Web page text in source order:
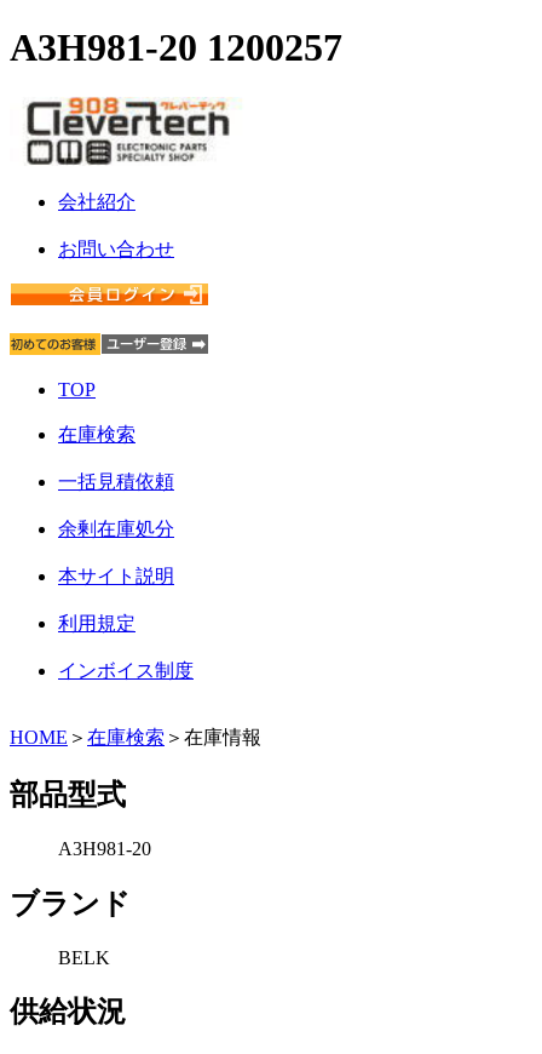
A3H981-20 1200257
会社紹介
お問い合わせ
TOP
在庫検索
一括見積依頼
余剰在庫処分
本サイト説明
利用規定
インボイス制度
HOME ＞ 在庫検索 ＞在庫情報
部品型式
A3H981-20
ブランド
BELK
供給状況